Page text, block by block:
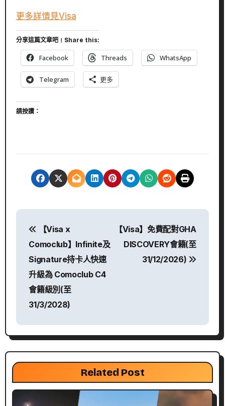
更多詳情見Visa
分享這篇文章吧﹗Share this:
Facebook Threads WhatsApp
Telegram 更多
請按讚：
文
章
導
覽
【Visa x
Comoclub】Infinite及
Signature持卡人快速
升級為 Comoclub C4
會籍級別(至
31/3/2028)
【Visa】免費配對GHA
DISCOVERY會籍(至
31/12/2026)
Related Post